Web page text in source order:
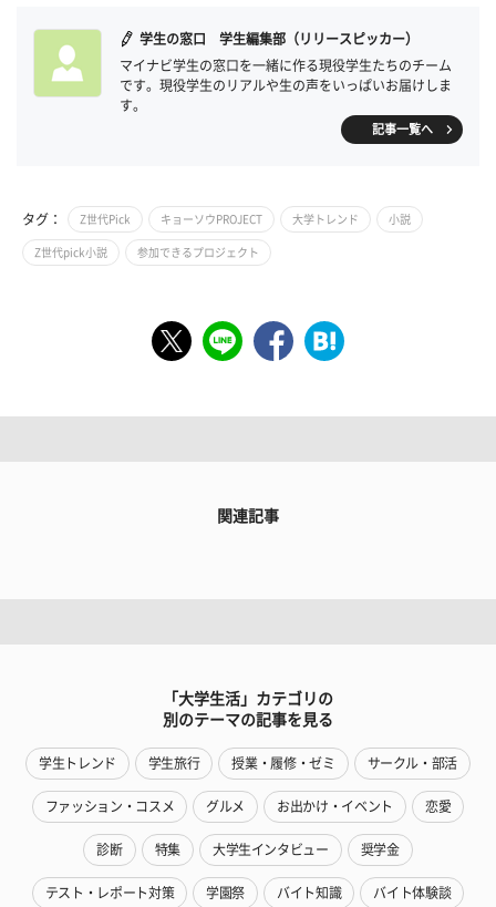
学生の窓口 学生編集部（リリースピッカー）
マイナビ学生の窓口を一緒に作る現役学生たちのチーム
です。現役学生のリアルや生の声をいっぱいお届けしま
す。
記事一覧へ
タグ： Z世代Pick キョーソウPROJECT 大学トレンド 小説
Z世代pick小説 参加できるプロジェクト
関連記事
「大学生活」カテゴリの
別のテーマの記事を見る
学生トレンド 学生旅行 授業・履修・ゼミ サークル・部活
ファッション・コスメ グルメ お出かけ・イベント 恋愛
診断 特集 大学生インタビュー 奨学金
テスト・レポート対策 学園祭 バイト知識 バイト体験談